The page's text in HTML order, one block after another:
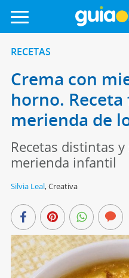
RECETAS
Crema con
horno.
merienda de
Recetas distintas
merienda infantil
Silvia Leal,Creativa